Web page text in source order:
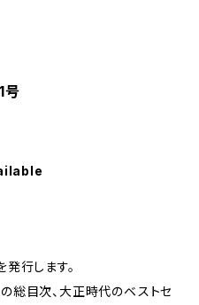
号
行します。
総目次、大正時代のベストセ